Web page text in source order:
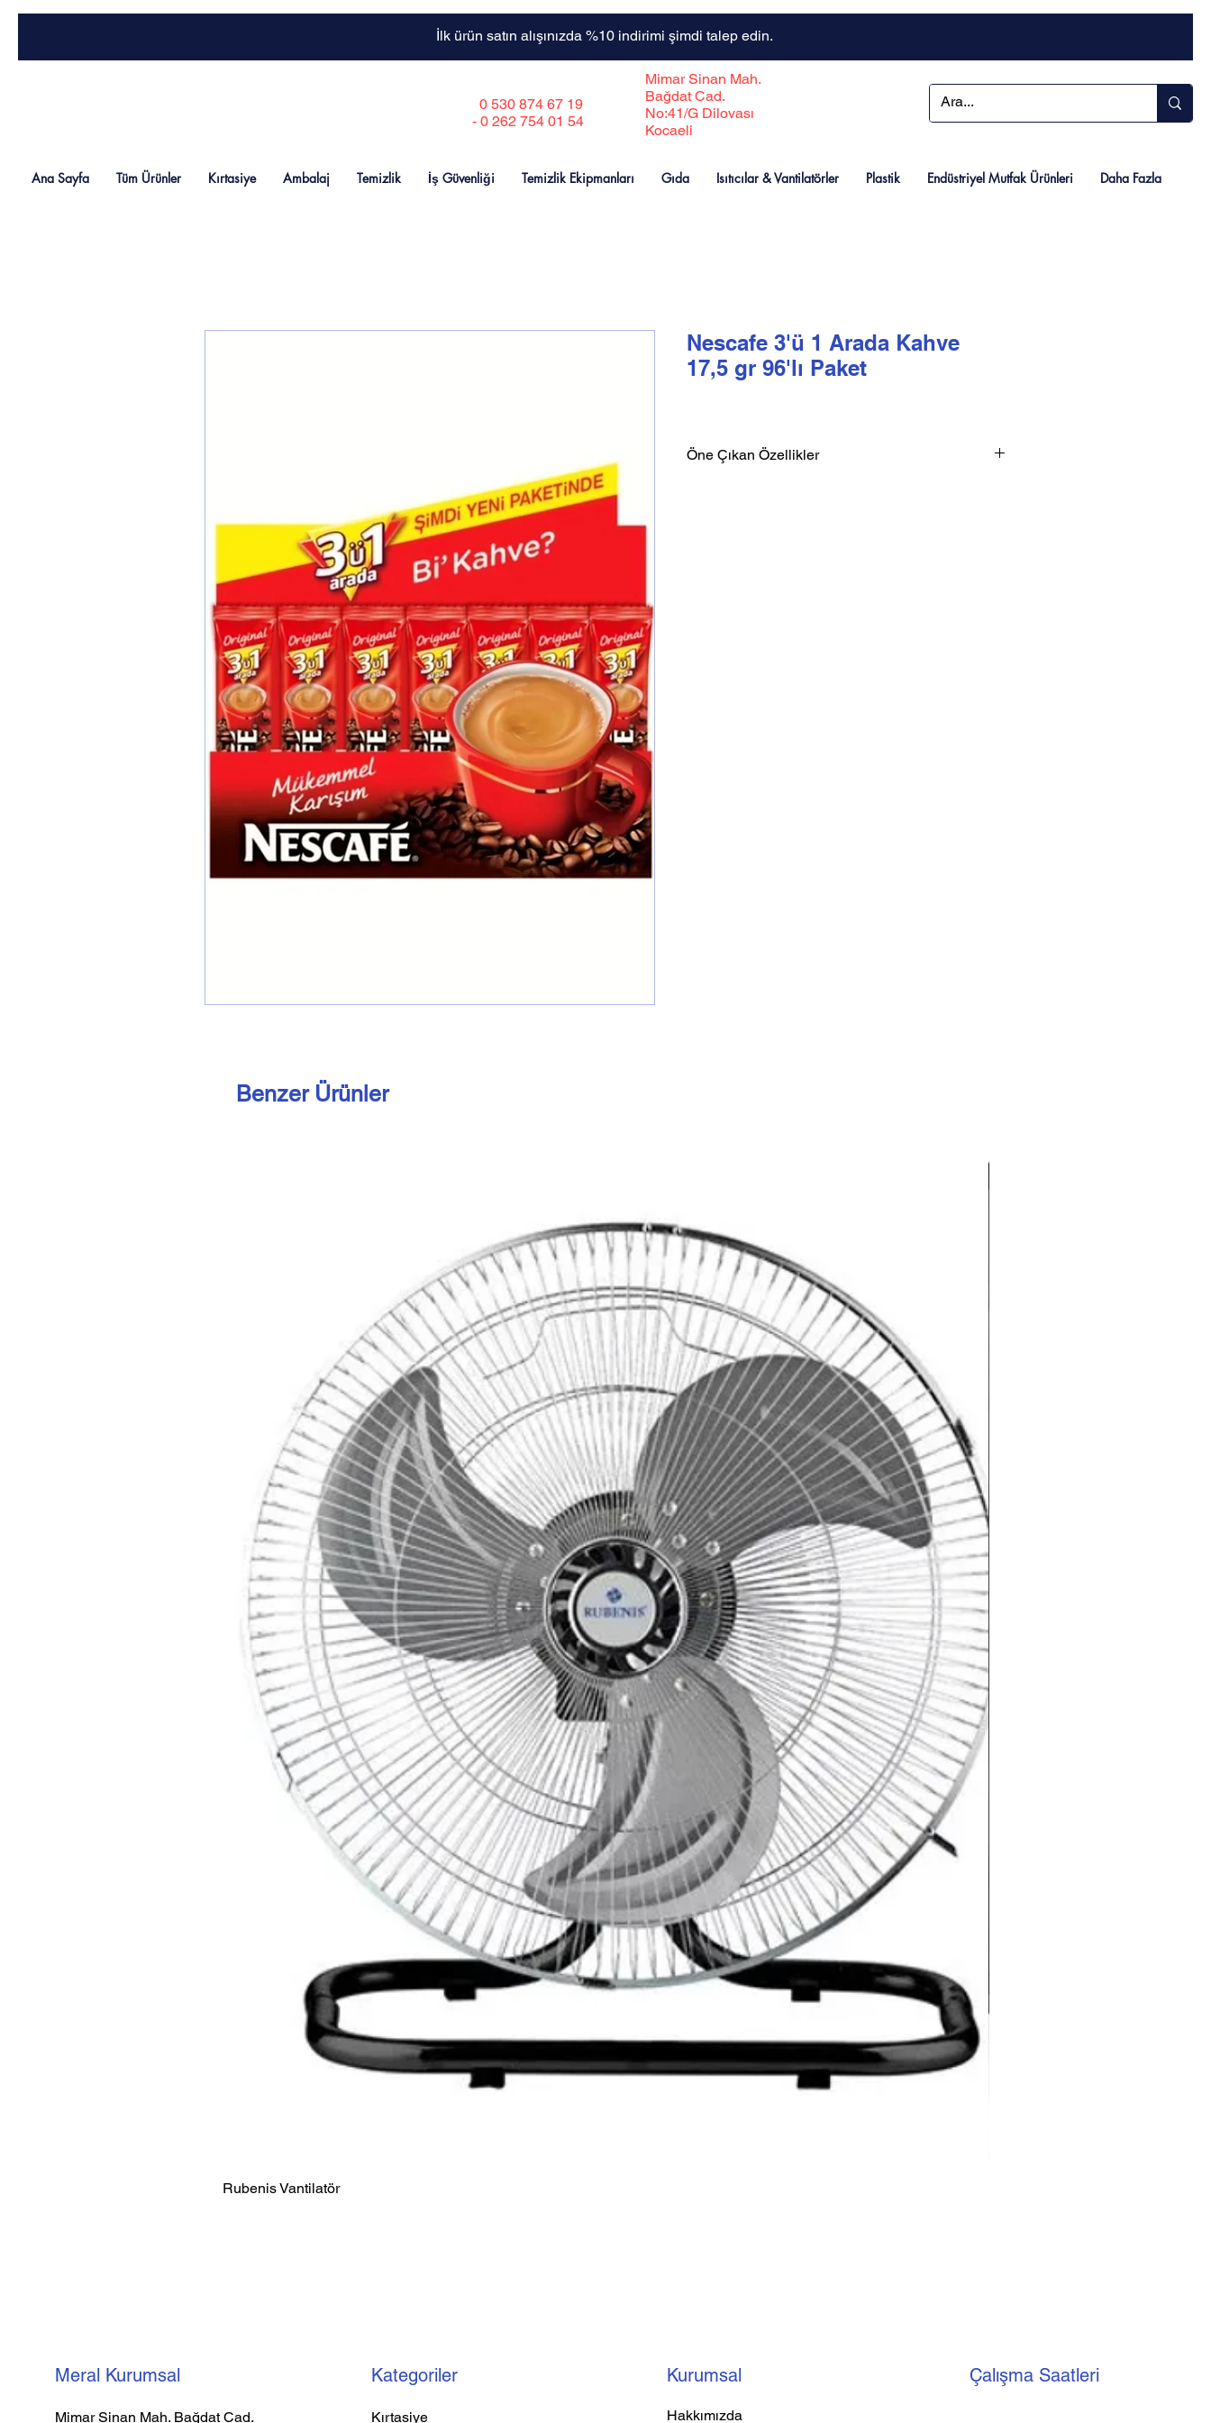
İlk ürün satın alışınızda %10 indirimi şimdi talep edin.
0 530 874 67 19
- 0 262 754 01 54
Mimar Sinan Mah.
Bağdat Cad.
No:41/G Dilovası
Kocaeli
Ana Sayfa Tüm Ürünler Kırtasiye Ambalaj Temizlik İş Güvenliği Temizlik Ekipmanları Gıda Isıtıcılar & Vantilatörler Plastik Endüstriyel Mutfak Ürünleri Daha Fazla
Nescafe 3'ü 1 Arada Kahve
17,5 gr 96'lı Paket
Öne Çıkan Özellikler
Benzer Ürünler
Rubenis Vantilatör
Meral Kurumsal
Mimar Sinan Mah. Bağdat Cad.
Kategoriler
Kırtasiye
Kurumsal
Hakkımızda
Çalışma Saatleri